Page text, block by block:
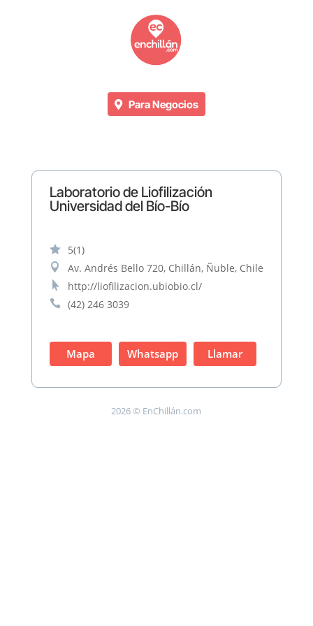
Para Negocios
Laboratorio de Liofilización
Universidad del Bío-Bío
 5(1)
 Av. Andrés Bello 720, Chillán, Ñuble, Chile
 http://liofilizacion.ubiobio.cl/
 (42) 246 3039
Mapa Whatsapp Llamar
2026 © EnChillán.com